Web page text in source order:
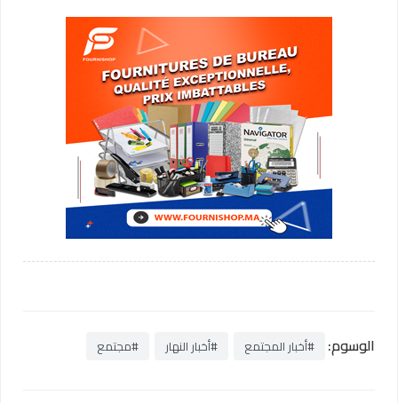
الوسوم: #أخبار المجتمع #أخبار النهار #مجتمع